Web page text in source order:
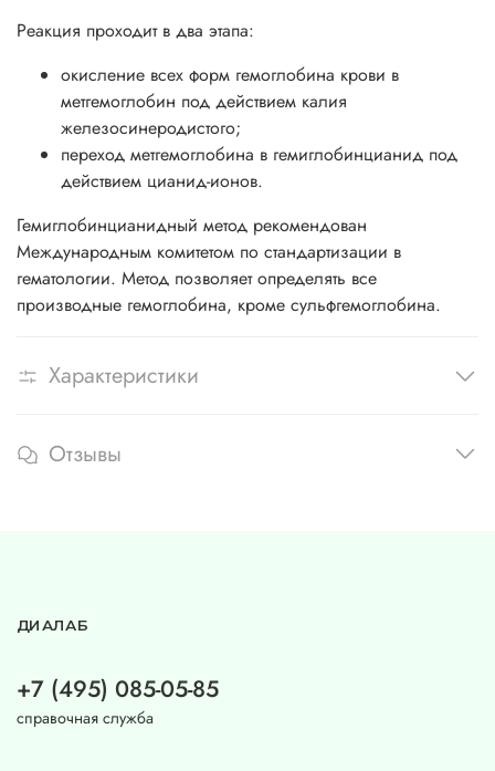
Реакция проходит в два этапа:
окисление всех форм гемоглобина крови в
метгемоглобин под действием калия
железосинеродистого;
переход метгемоглобина в гемиглобинцианид под
действием цианид-ионов.
Гемиглобинцианидный метод рекомендован
Международным комитетом по стандартизации в
гематологии. Метод позволяет определять все
производные гемоглобина, кроме сульфгемоглобина.
Характеристики
Отзывы
ДИАЛАБ
+7 (495) 085-05-85
справочная служба